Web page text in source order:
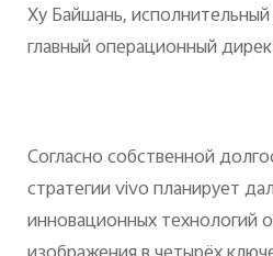
Ху Байшань,
главный операционный
Согласно собственной
стратегии vivo планирует
инновационных технологий